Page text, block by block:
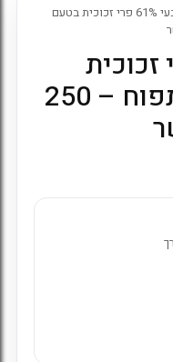
/ מיץ טבעי 61% פרי זכוכית בטעם
61% פרי זכוכית
בטעם אננס בננה תפוח – 250